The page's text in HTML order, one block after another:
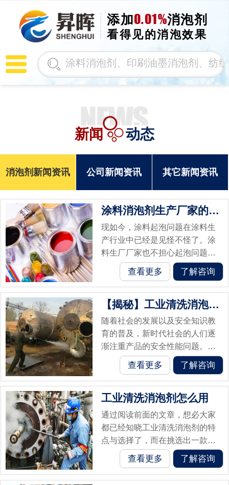
添加0.01%消泡剂
看得见的消泡效果
新闻动态
消泡剂新闻资讯 公司新闻资讯 其它新闻资讯
涂料消泡剂生产厂家的选择
现如今，涂料起泡问题在涂料生
产行业中已经是见怪不怪了。涂
料生厂厂家也不担心起泡问题会
影响到涂料的生产与使用，因为
我们有涂料消泡剂！涂料消泡剂
是专门针对涂料起泡问题而研发
出的一款消泡...
查看更多 了解咨询
【揭秘】工业清洗消泡剂对人体有害嘛？
随着社会的发展以及安全知识教
育的普及，新时代社会的人们逐
渐注重产品的安全性能问题。工
业清洗消泡剂因为在人们生活中
的曝光度较小而且还是一种化学
品，所以人们会担心他的使用是
否会危害到人...
查看更多 了解咨询
工业清洗消泡剂怎么用
通过阅读前面的文章，想必大家
都已经知晓工业清洗消泡剂的特
点与选择了，而在挑选出一款好
用的工业清洗消泡剂后，必须要
有正确的使用方法才能把他的作
用发挥得淋漓尽致，今天，小编
查看更多 了解咨询